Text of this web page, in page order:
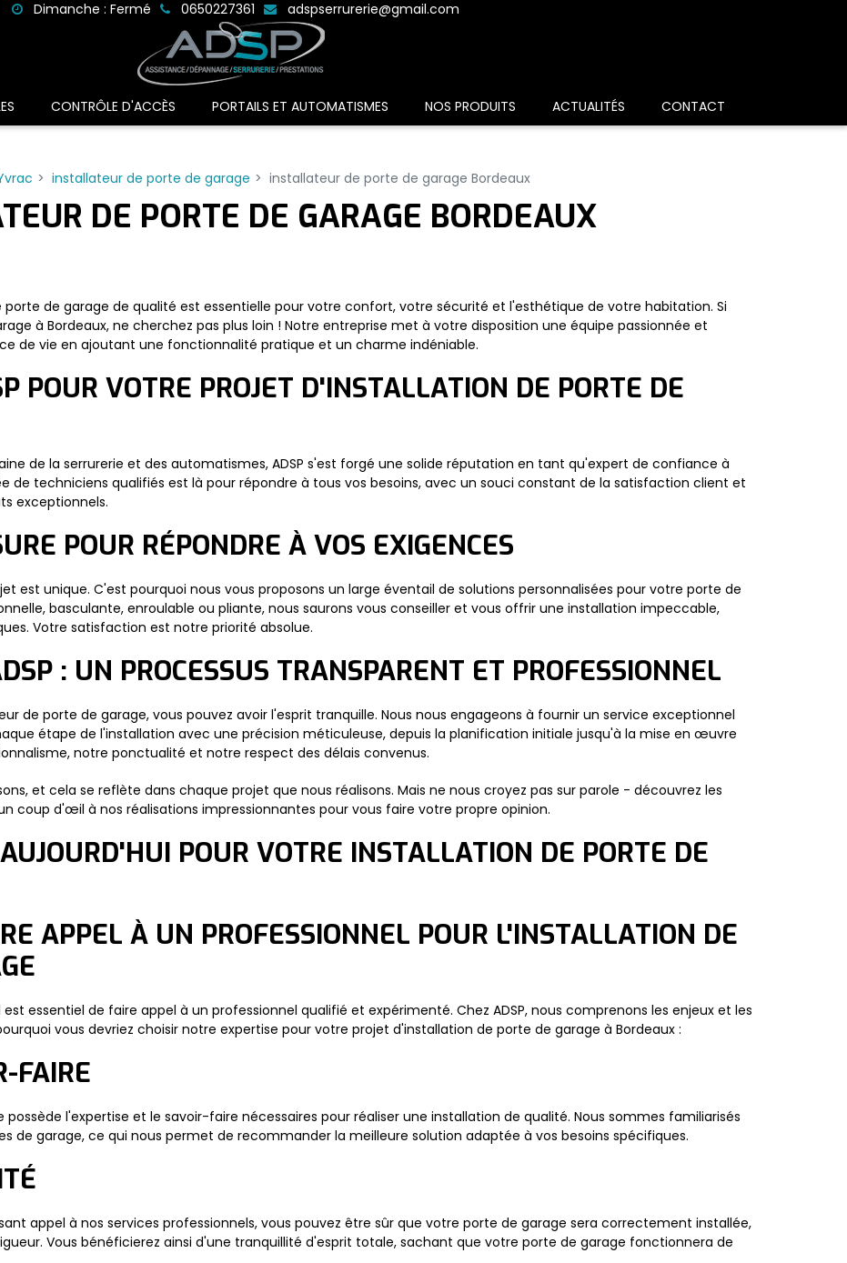
Dimanche : Fermé 0650227361 adspserrurerie@gmail.com
CONTRÔLE D'ACCÈS PORTAILS ET AUTOMATISMES NOS PRODUITS ACTUALITÉS CONTACT
installateur de porte de garage installateur de porte de garage Bordeaux
DE PORTE DE GARAGE BORDEAUX
porte de garage de qualité est essentielle pour votre confort, votre sécurité et l'esthétique de votre habitation. Si
à Bordeaux, ne cherchez pas plus loin ! Notre entreprise met à votre disposition une équipe passionnée et
de vie en ajoutant une fonctionnalité pratique et un charme indéniable.
POUR VOTRE PROJET D'INSTALLATION DE PORTE DE
de la serrurerie et des automatismes, ADSP s'est forgé une solide réputation en tant qu'expert de confiance à
de techniciens qualifiés est là pour répondre à tous vos besoins, avec un souci constant de la satisfaction client et
exceptionnels.
POUR RÉPONDRE À VOS EXIGENCES
est unique. C'est pourquoi nous vous proposons un large éventail de solutions personnalisées pour votre porte de
basculante, enroulable ou pliante, nous saurons vous conseiller et vous offrir une installation impeccable,
Votre satisfaction est notre priorité absolue.
: UN PROCESSUS TRANSPARENT ET PROFESSIONNEL
de porte de garage, vous pouvez avoir l'esprit tranquille. Nous nous engageons à fournir un service exceptionnel
étape de l'installation avec une précision méticuleuse, depuis la planification initiale jusqu'à la mise en œuvre
notre ponctualité et notre respect des délais convenus.
et cela se reflète dans chaque projet que nous réalisons. Mais ne nous croyez pas sur parole - découvrez les
coup d'œil à nos réalisations impressionnantes pour vous faire votre propre opinion.
POUR VOTRE INSTALLATION DE PORTE DE
APPEL À UN PROFESSIONNEL POUR L'INSTALLATION DE
essentiel de faire appel à un professionnel qualifié et expérimenté. Chez ADSP, nous comprenons les enjeux et les
vous devriez choisir notre expertise pour votre projet d'installation de porte de garage à Bordeaux :
FAIRE
l'expertise et le savoir-faire nécessaires pour réaliser une installation de qualité. Nous sommes familiarisés
de garage, ce qui nous permet de recommander la meilleure solution adaptée à vos besoins spécifiques.
appel à nos services professionnels, vous pouvez être sûr que votre porte de garage sera correctement installée,
Vous bénéficierez ainsi d'une tranquillité d'esprit totale, sachant que votre porte de garage fonctionnera de